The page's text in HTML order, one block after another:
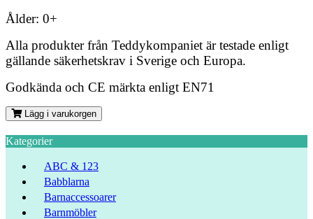
Ålder: 0+
Alla produkter från Teddykompaniet är testade enligt
gällande säkerhetskrav i Sverige och Europa.
Godkända och CE märkta enligt EN71
Lägg i varukorgen
Kategorier
ABC & 123
Babblarna
Barnaccessoarer
Barnmöbler